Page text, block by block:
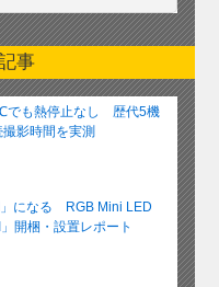
事
でも熱停止なし 歴代5機
影時間を実測
になる RGB Mini LED
開梱・設置レポート